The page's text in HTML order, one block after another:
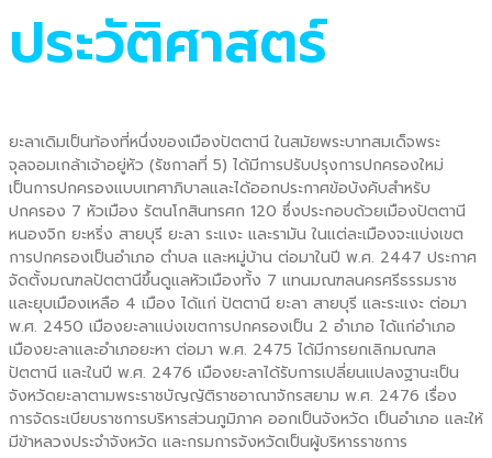
ประวัติศาสตร์
ยะลาเดิมเป็นท้องที่หนึ่งของเมืองปัตตานี ในสมัยพระบาทสมเด็จพระ
จุลจอมเกล้าเจ้าอยู่หัว (รัชกาลที่ 5) ได้มีการปรับปรุงการปกครองใหม่
เป็นการปกครองแบบเทศาภิบาลและได้ออกประกาศข้อบังคับสำหรับ
ปกครอง 7 หัวเมือง รัตนโกสินทรศก 120 ซึ่งประกอบด้วยเมืองปัตตานี
หนองจิก ยะหริ่ง สายบุรี ยะลา ระแงะ และรามัน ในแต่ละเมืองจะแบ่งเขต
การปกครองเป็นอำเภอ ตำบล และหมู่บ้าน ต่อมาในปี พ.ศ. 2447 ประกาศ
จัดตั้งมณฑลปัตตานีขึ้นดูแลหัวเมืองทั้ง 7 แทนมณฑลนครศรีธรรมราช
และยุบเมืองเหลือ 4 เมือง ได้แก่ ปัตตานี ยะลา สายบุรี และระแงะ ต่อมา
พ.ศ. 2450 เมืองยะลาแบ่งเขตการปกครองเป็น 2 อำเภอ ได้แก่อำเภอ
เมืองยะลาและอำเภอยะหา ต่อมา พ.ศ. 2475 ได้มีการยกเลิกมณฑล
ปัตตานี และในปี พ.ศ. 2476 เมืองยะลาได้รับการเปลี่ยนแปลงฐานะเป็น
จังหวัดยะลาตามพระราชบัญญัติราชอาณาจักรสยาม พ.ศ. 2476 เรื่อง
การจัดระเบียบราชการบริหารส่วนภูมิภาค ออกเป็นจังหวัด เป็นอำเภอ และให้
มีข้าหลวงประจำจังหวัด และกรมการจังหวัดเป็นผู้บริหารราชการ